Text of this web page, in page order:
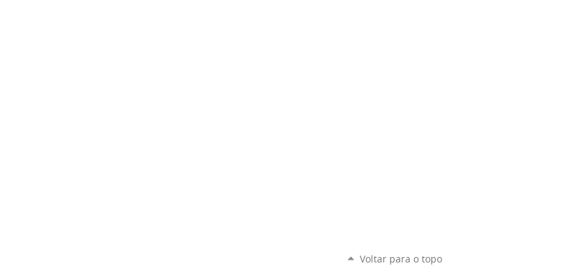
Voltar para o topo